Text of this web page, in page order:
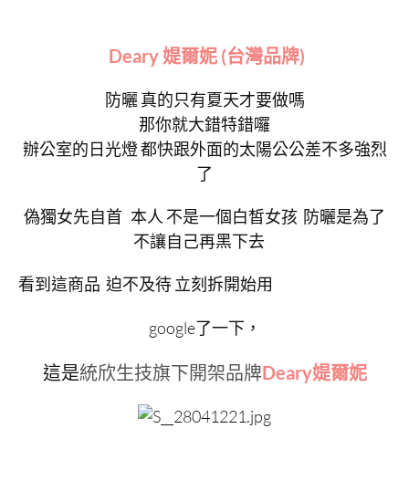
Deary 媞爾妮 (台灣品牌)
防曬 真的只有夏天才要做嗎
那你就大錯特錯囉
辦公室的日光燈 都快跟外面的太陽公公差不多強烈
了
偽獨女先自首 本人 不是一個白皙女孩 防曬是為了
不讓自己再黑下去
看到這商品 迫不及待 立刻拆開始用
google了一下，
這是統欣生技旗下開架品牌Deary媞爾妮